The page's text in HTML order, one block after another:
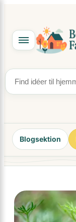
indhold
Blogsektion